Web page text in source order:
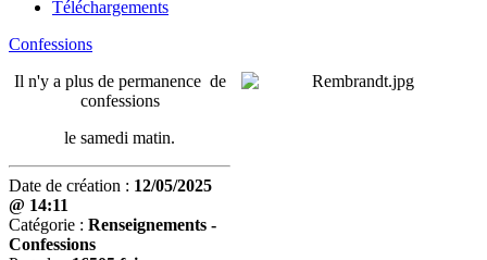
Téléchargements
Confessions
Il n'y a plus de permanence de
confessions
le samedi matin.
Date de création : 12/05/2025
@ 14:11
Catégorie : Renseignements -
Confessions